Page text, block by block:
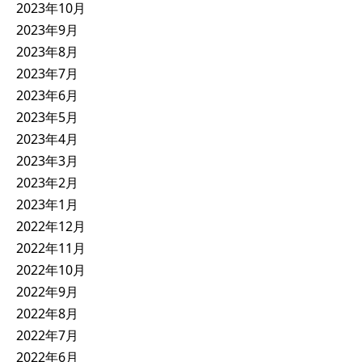
2023年10月
2023年9月
2023年8月
2023年7月
2023年6月
2023年5月
2023年4月
2023年3月
2023年2月
2023年1月
2022年12月
2022年11月
2022年10月
2022年9月
2022年8月
2022年7月
2022年6月